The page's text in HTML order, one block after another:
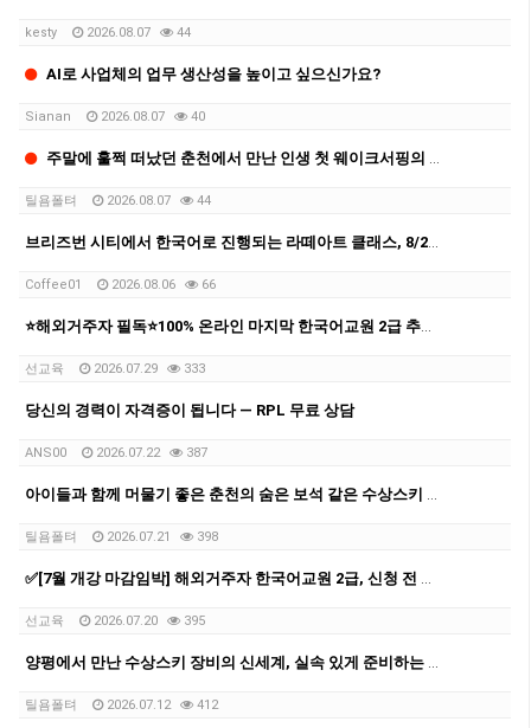
kesty 2026.08.07 44
AI로 사업체의 업무 생산성을 높이고 싶으신가요?
Sianan 2026.08.07 40
주말에 훌쩍 떠났던 춘천에서 만난 인생 첫 웨이크서핑의 매력
틸욤폴텨 2026.08.07 44
Coffee01 2026.08.06 66
선교육 2026.07.29 333
당신의 경력이 자격증이 됩니다 — RPL 무료 상담
ANS00 2026.07.22 387
틸욤폴텨 2026.07.21 398
선교육 2026.07.20 395
틸욤폴텨 2026.07.12 412